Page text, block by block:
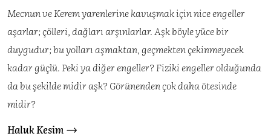
Mecnun ve Kerem yarenlerine kavuşmak için nice engeller
aşarlar; çölleri, dağları arşınlarlar. Aşk böyle yüce bir
duygudur; bu yolları aşmaktan, geçmekten çekinmeyecek
kadar güçlü. Peki ya diğer engeller? Fiziki engeller olduğunda
da bu şekilde midir aşk? Görünenden çok daha ötesinde
midir?
Haluk Kesim